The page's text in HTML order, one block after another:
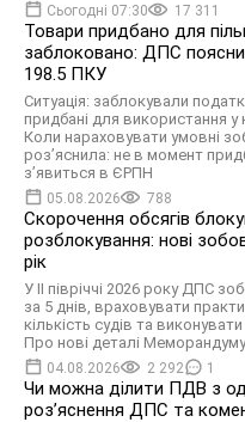
Сьогодні 07:30 17 311
Товари придбано для
заблоковано: ДПС
198.5 ПКУ
Ситуація: заблокували
придбані для використання
Коли нараховувати умовні
роз’яснила: не в момент
з’явиться в ЄРПН
05.08.2026 788
Скорочення обсягів
розблокування: нові
рік
У II півріччі 2026 року ДПС
за 5 днів, враховувати
кількість судів та
Про нові деталі
04.08.2026 2 292 1
Чи можна ділити ПДВ з
роз’яснення ДПС та